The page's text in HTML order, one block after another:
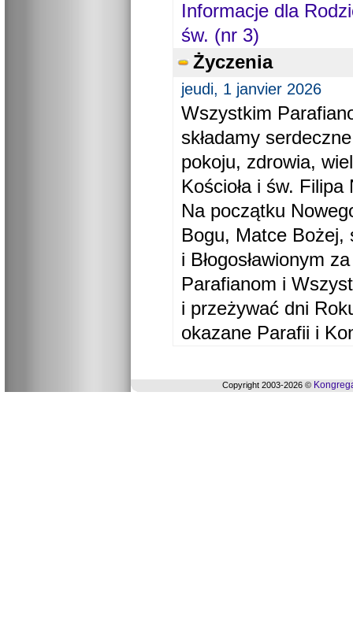
Informacje dla
św. (nr 3)
Życzenia
jeudi, 1 janvier 2026
Wszystkim
składamy
pokoju, zdrowia,
Kościoła i św. Filipa
Na początku
Bogu, Matce Bożej,
i Błogosławionym
Parafianom i
i przeżywać dni
okazane Parafii i
Copyright 2003-2026 ©